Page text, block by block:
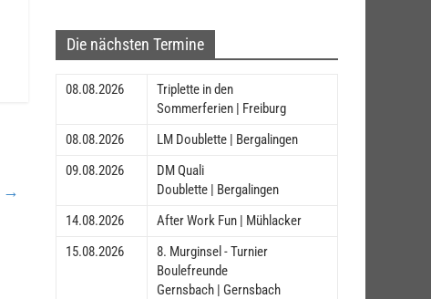
→
Die nächsten Termine
08.08.2026
Triplette in den
Sommerferien | Freiburg
08.08.2026
LM Doublette | Bergalingen
09.08.2026
DM Quali
Doublette | Bergalingen
14.08.2026
After Work Fun | Mühlacker
15.08.2026
8. Murginsel - Turnier
Boulefreunde
Gernsbach | Gernsbach